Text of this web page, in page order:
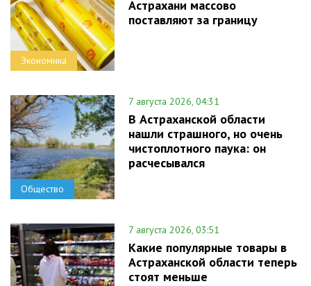
Экономика
Астрахани массово
поставляют за границу
Общество
7 августа 2026, 04:31
В Астраханской области
нашли страшного, но очень
чистоплотного паука: он
расчесывался
7 августа 2026, 03:51
Какие популярные товары в
Астраханской области теперь
стоят меньше